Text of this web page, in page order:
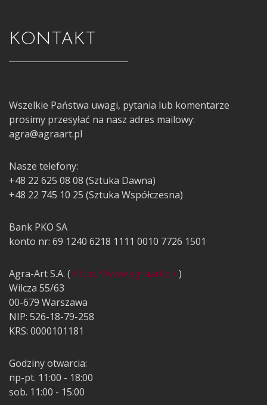
KONTAKT
Wszelkie Państwa uwagi, pytania lub komentarze
prosimy przesyłać na nasz adres mailowy:
agra@agraart.pl
Nasze telefony:
+48 22 625 08 08 (Sztuka Dawna)
+48 22 745 10 25 (Sztuka Współczesna)
Bank PKO SA
konto nr: 69 1240 6218 1111 0010 7726 1501
Agra-Art S.A. ( https://www.agraart.pl/)
Wilcza 55/63
00-679 Warszawa
NIP: 526-18-79-258
KRS: 0000101181
Godziny otwarcia:
np-pt. 11:00 - 18:00
sob. 11:00 - 15:00